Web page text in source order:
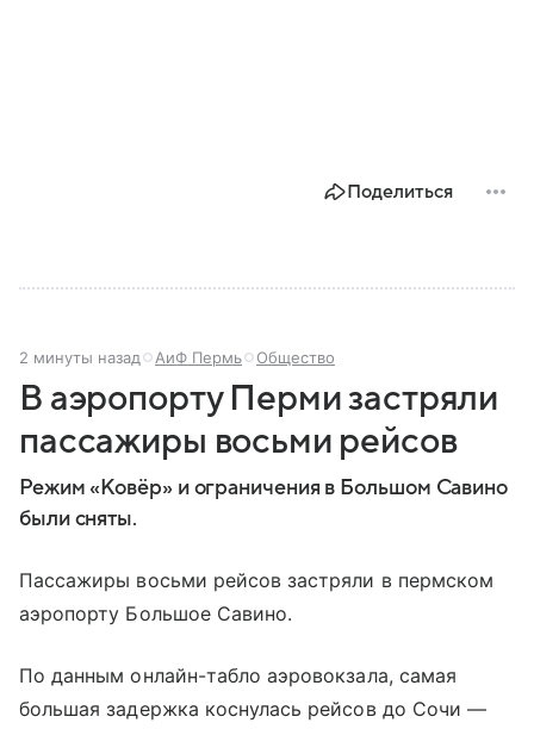
Поделиться
2 минуты назад АиФ Пермь Общество
В аэропорту Перми застряли
пассажиры восьми рейсов
Режим «Ковёр» и ограничения в Большом Савино
были сняты.
Пассажиры восьми рейсов застряли в пермском
аэропорту Большое Савино.
По данным онлайн-табло аэровокзала, самая
большая задержка коснулась рейсов до Сочи —